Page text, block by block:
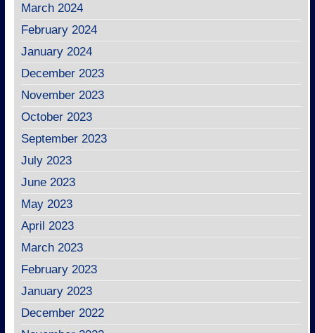
March 2024
February 2024
January 2024
December 2023
November 2023
October 2023
September 2023
July 2023
June 2023
May 2023
April 2023
March 2023
February 2023
January 2023
December 2022